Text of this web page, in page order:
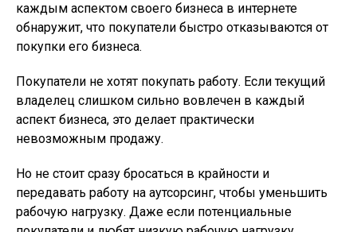
каждым аспектом своего бизнеса в интернете
обнаружит, что покупатели быстро отказываются от
покупки его бизнеса.
Покупатели не хотят покупать работу. Если текущий
владелец слишком сильно вовлечен в каждый
аспект бизнеса, это делает практически
невозможным продажу.
Но не стоит сразу бросаться в крайности и
передавать работу на аутсорсинг, чтобы уменьшить
рабочую нагрузку. Даже если потенциальные